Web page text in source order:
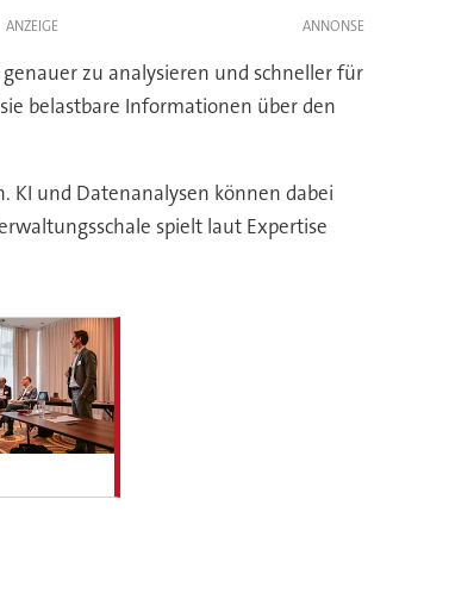
ANZEIGE
zu analysieren und schneller für
belastbare Informationen über den
und Datenanalysen können dabei
spielt laut Expertise